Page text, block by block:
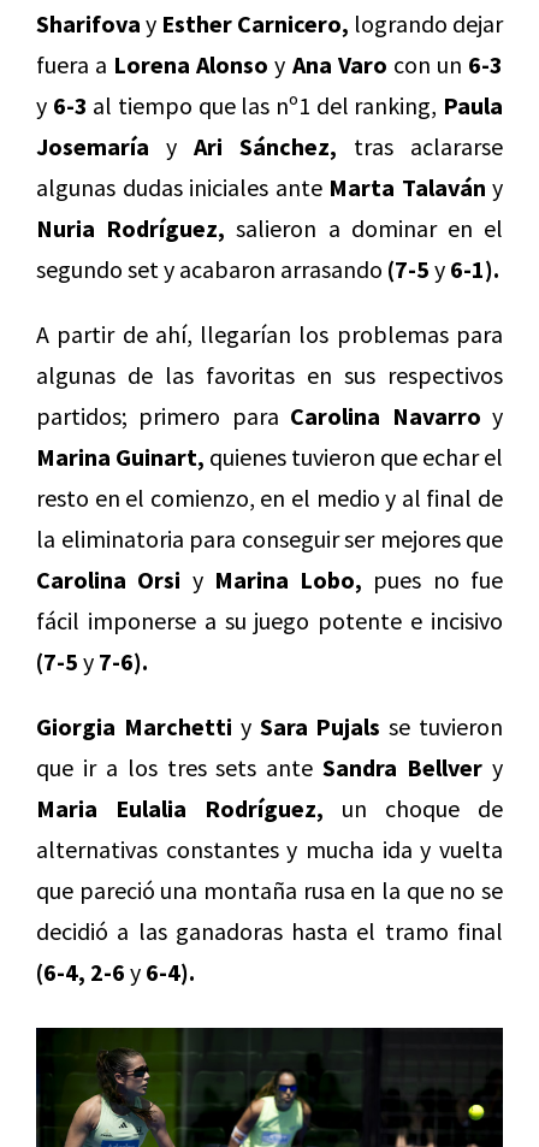
Sharifova y Esther Carnicero, logrando dejar
fuera a Lorena Alonso y Ana Varo con un 6-3
y 6-3 al tiempo que las nº1 del ranking, Paula
Josemaría y Ari Sánchez, tras aclararse
algunas dudas iniciales ante Marta Talaván y
Nuria Rodríguez, salieron a dominar en el
segundo set y acabaron arrasando (7-5 y 6-1).
A partir de ahí, llegarían los problemas para
algunas de las favoritas en sus respectivos
partidos; primero para Carolina Navarro y
Marina Guinart, quienes tuvieron que echar el
resto en el comienzo, en el medio y al final de
la eliminatoria para conseguir ser mejores que
Carolina Orsi y Marina Lobo, pues no fue
fácil imponerse a su juego potente e incisivo
(7-5 y 7-6).
Giorgia Marchetti y Sara Pujals se tuvieron
que ir a los tres sets anteSandra Bellver y
Maria Eulalia Rodríguez, un choque de
alternativas constantes y mucha ida y vuelta
que pareció una montaña rusa en la que no se
decidió a las ganadoras hasta el tramo final
(6-4, 2-6 y 6-4).